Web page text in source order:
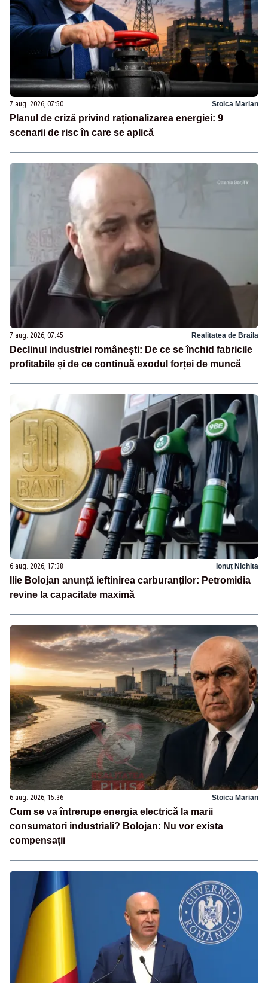
7 aug. 2026, 07:50 Stoica Marian
Planul de criză privind raționalizarea energiei: 9
scenarii de risc în care se aplică
7 aug. 2026, 07:45 Realitatea de Braila
Declinul industriei românești: De ce se închid fabricile
profitabile și de ce continuă exodul forței de muncă
6 aug. 2026, 17:38 Ionuț Nichita
Ilie Bolojan anunță ieftinirea carburanților: Petromidia
revine la capacitate maximă
6 aug. 2026, 15:36 Stoica Marian
Cum se va întrerupe energia electrică la marii
consumatori industriali? Bolojan: Nu vor exista
compensații